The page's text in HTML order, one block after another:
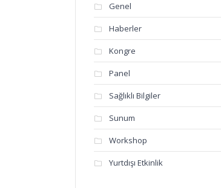
Genel
Haberler
Kongre
Panel
Sağlıklı Bilgiler
Sunum
Workshop
Yurtdışı Etkinlik